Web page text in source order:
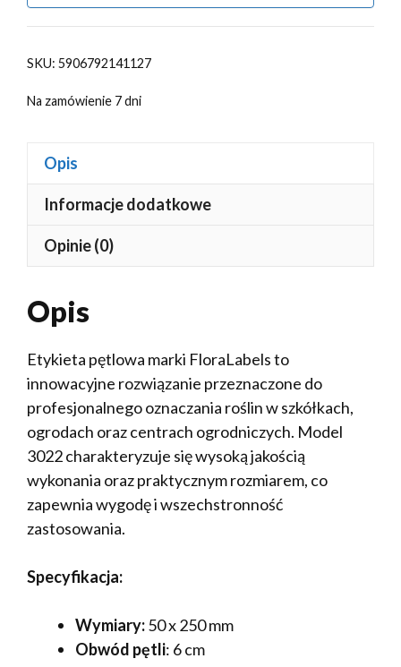
SKU: 5906792141127
Na zamówienie 7 dni
Opis
Informacje dodatkowe
Opinie (0)
Opis
Etykieta pętlowa marki FloraLabels to
innowacyjne rozwiązanie przeznaczone do
profesjonalnego oznaczania roślin w szkółkach,
ogrodach oraz centrach ogrodniczych. Model
3022 charakteryzuje się wysoką jakością
wykonania oraz praktycznym rozmiarem, co
zapewnia wygodę i wszechstronność
zastosowania.
Specyfikacja:
Wymiary:50 x 250 mm
Obwód pętli: 6 cm